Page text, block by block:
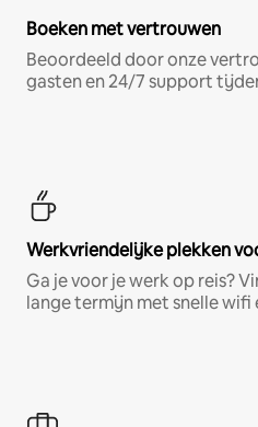
Boeken met vertrouwen
Beoordeeld door onze
gasten en 24/7 support
Werkvriendelijke plekken
Ga je voor je werk op reis?
lange termijn met snelle